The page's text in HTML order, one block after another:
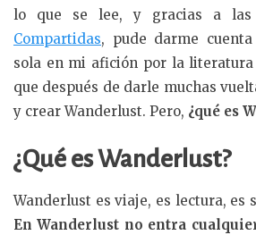
lo que se lee, y gracias a las
Compartidas, pude darme
sola en mi afición por la
que después de darle muchas
y crear Wanderlust. Pero, ¿qué es
¿Qué es Wanderlust?
Wanderlust es viaje, es lectura, es
En Wanderlust no entra